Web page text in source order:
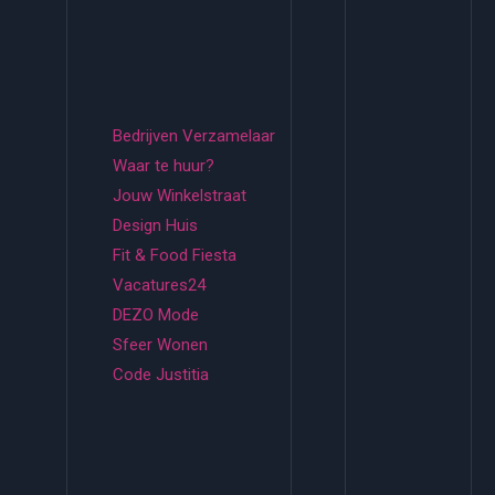
Bedrijven Verzamelaar
Waar te huur?
Jouw Winkelstraat
Design Huis
Fit & Food Fiesta
Vacatures24
DEZO Mode
Sfeer Wonen
Code Justitia